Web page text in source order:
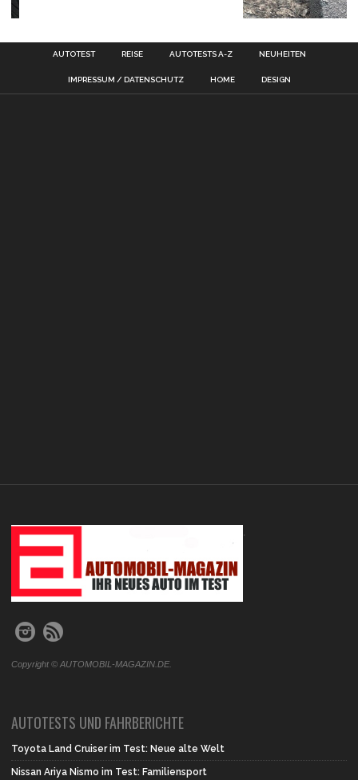
AUTOTEST REISE AUTOTESTS A-Z NEUHEITEN
IMPRESSUM / DATENSCHUTZ HOME DESIGN
Copyright © AUTOMOBIL-MAGAZIN.DE.
AUTOTESTS UND FAHRBERICHTE
Toyota Land Cruiser im Test: Neue alte Welt
Nissan Ariya Nismo im Test: Familiensport